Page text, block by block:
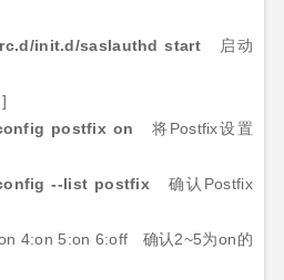
init.d/saslauthd start
启动
]
postfix on 将Postfix设置
--list postfix 确认 Postfix
4:on 5:on 6:off 确认2~5为on的